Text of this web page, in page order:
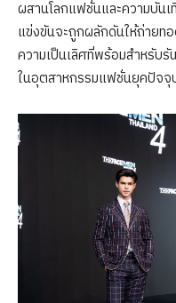
ผสานโลกแฟชั่นและความบันเ
แข่งขันจะถูกผลักดันให้ถ่ายท
ความเป็นเลิศที่พร้อมสำหรับ
ในอุตสาหกรรมแฟชั่นยุคปัจจุ